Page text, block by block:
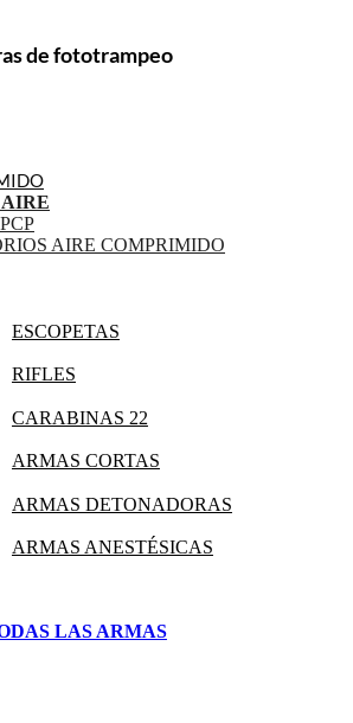
de fototrampeo
AIRE COMPRIMIDO
ESCOPETAS
RIFLES
CARABINAS 22
ARMAS CORTAS
ARMAS DETONADORAS
ARMAS ANESTÉSICAS
LAS ARMAS